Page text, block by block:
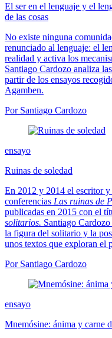
El ser en el lenguaje y el
de las cosas
No existe ninguna
renunciado al lenguaje: el
realidad y activa los
Santiago Cardozo analiza
partir de los ensayos
Agamben.
Por Santiago Cardozo
ensayo
Ruinas de soledad
En 2012 y 2014 el escritor y
conferencias Las ruinas de
publicadas en 2015 con el
solitarios. Santiago Cardozo
la figura del solitario y la
unos textos que exploran el
Por Santiago Cardozo
ensayo
Mnemósine: ánima y carne